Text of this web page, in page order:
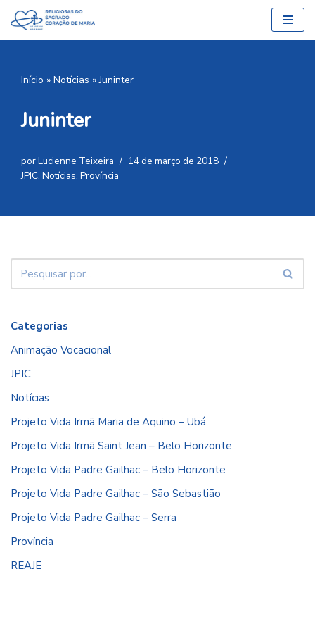
Pular
Início » Notícias »Juninter
Juninter
porLucienne Teixeira
14 de março de 2018
JPIC, Notícias, Província
Categorias
Animação Vocacional
JPIC
Notícias
Projeto Vida Irmã Maria de Aquino – Ubá
Projeto Vida Irmã Saint Jean – Belo Horizonte
Projeto Vida Padre Gailhac – Belo Horizonte
Projeto Vida Padre Gailhac – São Sebastião
Projeto Vida Padre Gailhac – Serra
Província
REAJE